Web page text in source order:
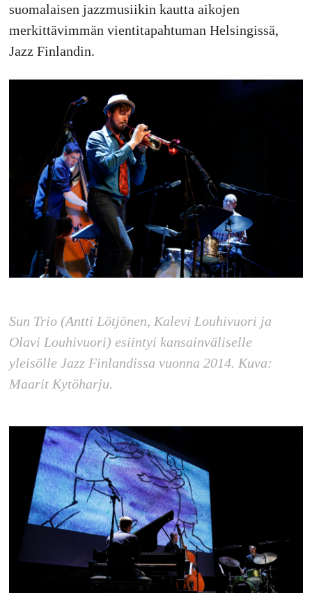
suomalaisen jazzmusiikin kautta aikojen
merkittävimmän vientitapahtuman Helsingissä,
Jazz Finlandin.
Sun Trio (Antti Lötjönen, Kalevi Louhivuori ja
Olavi Louhivuori) esiintyi kansainväliselle
yleisölle Jazz Finlandissa vuonna 2014. Kuva:
Maarit Kytöharju.